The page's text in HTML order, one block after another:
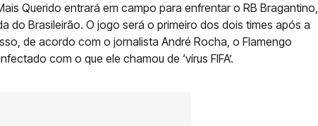
Querido entrará em campo para enfrentar o RB Bragantino,
do Brasileirão. O jogo será o primeiro dos dois times após a
de acordo com o jornalista André Rocha, o Flamengo
com o que ele chamou de ‘vírus FIFA’.